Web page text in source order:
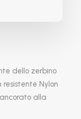
dello zerbino
Nylon
alla